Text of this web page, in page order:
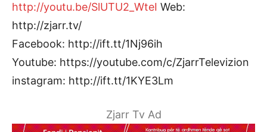
http://youtu.be/SlUTU2_WteI Web:
http://zjarr.tv/
Facebook: http://ift.tt/1Nj96ih
Youtube: https://youtube.com/c/ZjarrTelevizion
instagram: http://ift.tt/1KYE3Lm
Zjarr Tv Ad